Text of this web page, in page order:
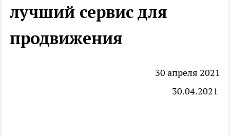
лучший сервис для
продвижения
30 апреля 2021
30.04.2021